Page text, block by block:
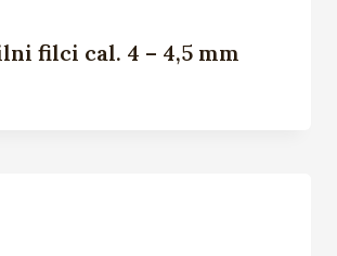
filci cal. 4 – 4,5 mm